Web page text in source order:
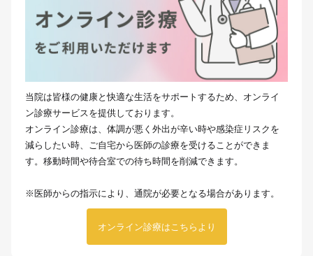
当院は皆様の健康と快適な生活をサポートするため、オンライ
ン診療サービスを提供しております。
オンライン診療は、体調が悪く外出が辛い時や感染症リスクを
減らしたい時、ご自宅から医師の診療を受けることができま
す。移動時間や待合室での待ち時間を削減できます。
※医師からの指示により、通院が必要となる場合があります。
オンライン診療はこちらより